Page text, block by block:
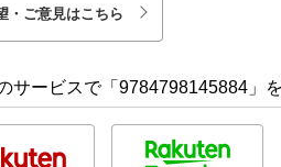
・ご意見はこちら
サービスで「9784798145884」